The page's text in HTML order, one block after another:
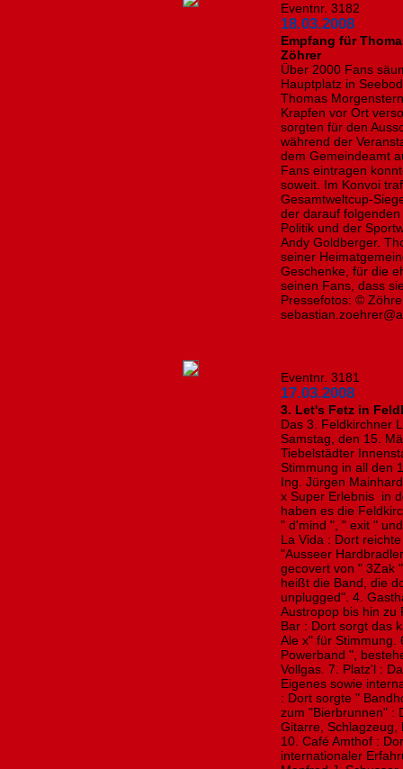
Eventnr. 3182
18.03.2008
Empfang für
Zöhrer
Über 2000 Fans
Hauptplatz in
Thomas
Krapfen vor Ort
sorgten für den
während der
dem Gemeindeamt
Fans eintragen
soweit. Im Konvoi
Gesamtweltcup-
der darauf
Politik und der
Andy Goldberger.
seiner
Geschenke, für die
seinen Fans, dass
Pressefotos: ©
Eventnr. 3181
17.03.2008
3. Let's Fetz in
Das 3. Feldkirchner
Samstag, den 15.
Tiebelstädter
Stimmung in all den
Ing. Jürgen
x Super Erlebnis in
haben es die
" d'mind ", " exit "
La Vida : Dort
"Ausseer
gecovert von " 3Zak
heißt die Band, die
unplugged". 4.
Austropop bis hin zu
Bar : Dort sorgt das
Ale x" für Stimmung.
Powerband ",
Vollgas. 7. Platz'l :
Eigenes sowie
: Dort sorgte "
zum "Bierbrunnen" :
Gitarre, Schlagzeug,
10. Café Amthof :
internationaler